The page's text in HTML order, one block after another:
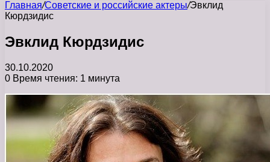
Главная/Советские и российские актеры/Эвклид
Кюрдзидис
Эвклид Кюрдзидис
30.10.2020
0 Время чтения: 1 минута